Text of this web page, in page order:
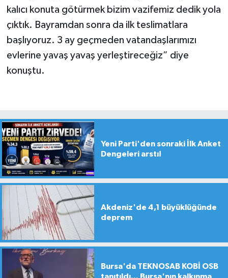
kalıcı konuta götürmek bizim vazifemiz dedik yola
çıktık. Bayramdan sonra da ilk teslimatlara
başlıyoruz. 3 ay geçmeden vatandaşlarımızı
evlerine yavaş yavaş yerleştireceğiz” diye
konuştu.
Yeni Parti'den sonraki İlk Anket
Dengeleri arstı!
Akdeniz'de 4,1 büyüklüğünde
deprem
Bursa'da TEKNOSAB KOBİ OSB
tanıtıldı... Bursa'nın kalkınma